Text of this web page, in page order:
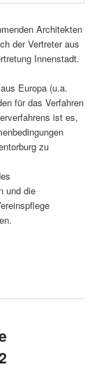
Architekten
der Vertreter aus
Innenstadt.
Europa (u.a.
für das Verfahren
ist es,
zu
und die